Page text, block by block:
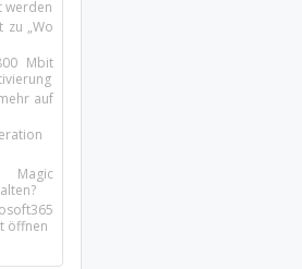
werden
zu „Wo
Mbit
auf
Magic
öffnen